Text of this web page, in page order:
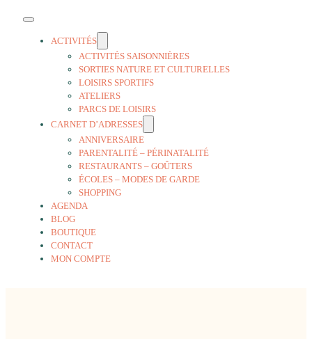
ACTIVITÉS
ACTIVITÉS SAISONNIÈRES
SORTIES NATURE ET CULTURELLES
LOISIRS SPORTIFS
ATELIERS
PARCS DE LOISIRS
CARNET D’ADRESSES
ANNIVERSAIRE
PARENTALITÉ – PÉRINATALITÉ
RESTAURANTS – GOÛTERS
ÉCOLES – MODES DE GARDE
SHOPPING
AGENDA
BLOG
BOUTIQUE
CONTACT
MON COMPTE